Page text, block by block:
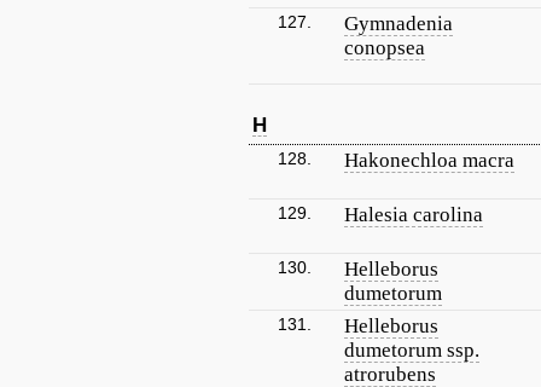
127.
Gymnadenia
conopsea
H
128. Hakonechloa macra
129. Halesia carolina
130.
Helleborus
dumetorum
131.
Helleborus
dumetorum ssp.
atrorubens